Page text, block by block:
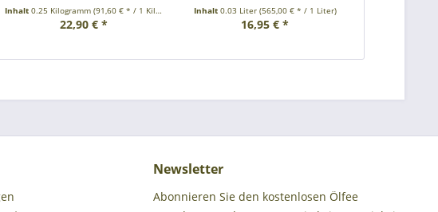
Inhalt 0.25 Kilogramm (91,60 € * / 1 Kilogramm)
22,90 € *
Inhalt 0.03 Liter (565,00 € * / 1 Liter)
16,95 € *
Newsletter
Abonnieren Sie den kostenlosen Ölfee